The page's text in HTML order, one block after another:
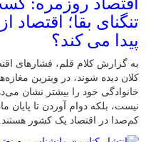
تنگنای بقا؛
پیدا می کند؟
به گزارش کلام قلم، فشارهای
کلان دیده شوند، در ویترین
خانوادگی خود را بیشتر نشان
نیست، بلکه دوام آوردن تا
کم‌صدا در اقتصاد یک کشور